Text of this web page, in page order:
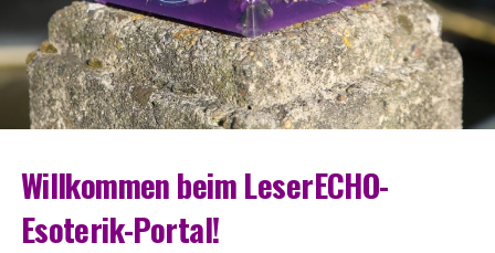
Will­kom­men beim LeserECHO-
Esoterik-Portal!